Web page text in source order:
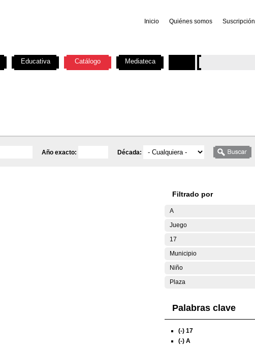
Inicio Quiénes somos Suscripción
Año exacto: Década:
Filtrado por
A
Juego
17
Municipio
Niño
Plaza
Palabras clave
(-) 17
(-) A
Educativa Catálogo Mediateca